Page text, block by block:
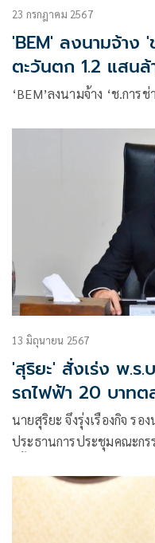
23 กรกฎาคม 2567
'BEM' ลงนามจ้าง
ตะวันตก 1.2 แสน
‘BEM’ลงนามจ้าง ‘ช.กา
13 มิถุนายน 2567
'สุริยะ' สั่งเร่ง พ.ร
รถไฟฟ้า 20 บาทต
นายสุริยะ จึงรุ่งเรืองกิจ ร
ประธานการประชุมคณะก